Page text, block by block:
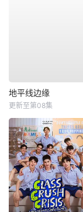
地平线边缘
更新至第08集